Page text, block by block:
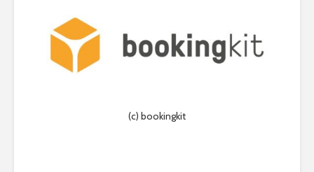
(c) bookingkit